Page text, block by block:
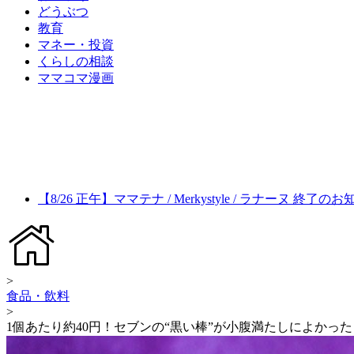
どうぶつ
教育
マネー・投資
くらしの相談
ママコマ漫画
【8/26 正午】ママテナ / Merkystyle / ラナーヌ 終了のお
>
食品・飲料
>
1個あたり約40円！セブンの“黒い棒”が小腹満たしによかった